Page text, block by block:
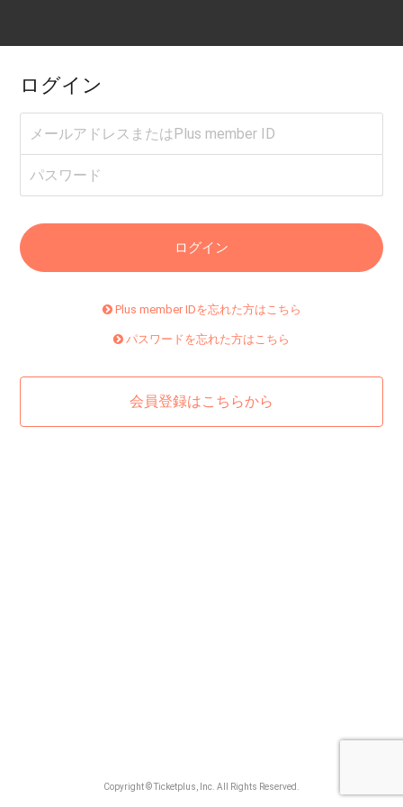
ログイン
Plus member IDを忘れた方はこちら
パスワードを忘れた方はこちら
会員登録はこちらから
Copyright © Ticketplus, Inc. All Rights Reserved.